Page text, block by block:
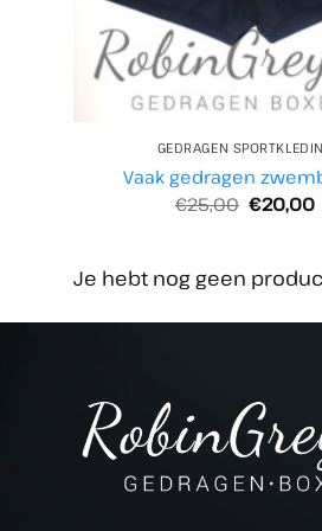
GEDRAGEN
Vaak gedragen
€25,00
prijs
€20,00
Je hebt nog geen